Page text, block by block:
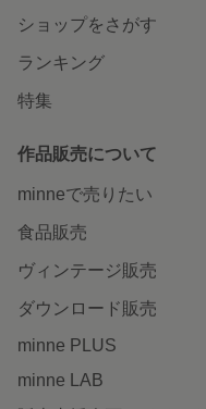
ショップをさがす
ランキング
特集
作品販売について
minneで売りたい
食品販売
ヴィンテージ販売
ダウンロード販売
minne PLUS
minne LAB